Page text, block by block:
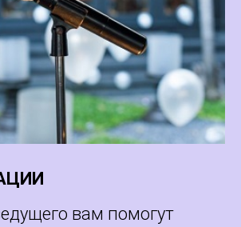
вам помогут